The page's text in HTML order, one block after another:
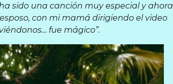
sido una canción muy especial y ahora
con mi mamá dirigiendo el video
fue mágico”.